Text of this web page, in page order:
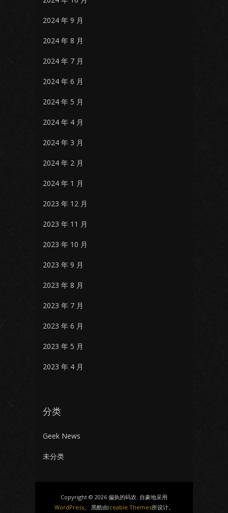
2024 年 9 月
2024 年 8 月
2024 年 7 月
2024 年 6 月
2024 年 5 月
2024 年 4 月
2024 年 3 月
2024 年 2 月
2024 年 1 月
2023 年 12 月
2023 年 11 月
2023 年 10 月
2023 年 9 月
2023 年 8 月
2023 年 7 月
2023 年 6 月
2023 年 5 月
2023 年 4 月
分类
Geek News
未分类
Copyright © 2026 偏执的码农. 自豪地采用
WordPress。 黑酷由Iceable Themes所设计。